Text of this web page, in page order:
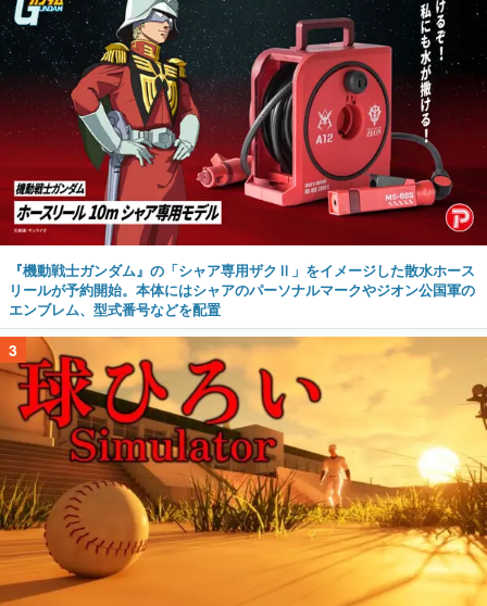
『機動戦士ガンダム』の「シャア専用ザクⅡ」をイメージした散水ホース
リールが予約開始。本体にはシャアのパーソナルマークやジオン公国軍の
エンブレム、型式番号などを配置
野球部の過酷な“補欠”を体験するゲーム『球ひろいSimulator』が「1
件」のウィッシュリストをもとにチェコ語に対応しSNSで話題に。『キン
グダム・カム』開発元やチェコのプロ野球選手から称賛の声